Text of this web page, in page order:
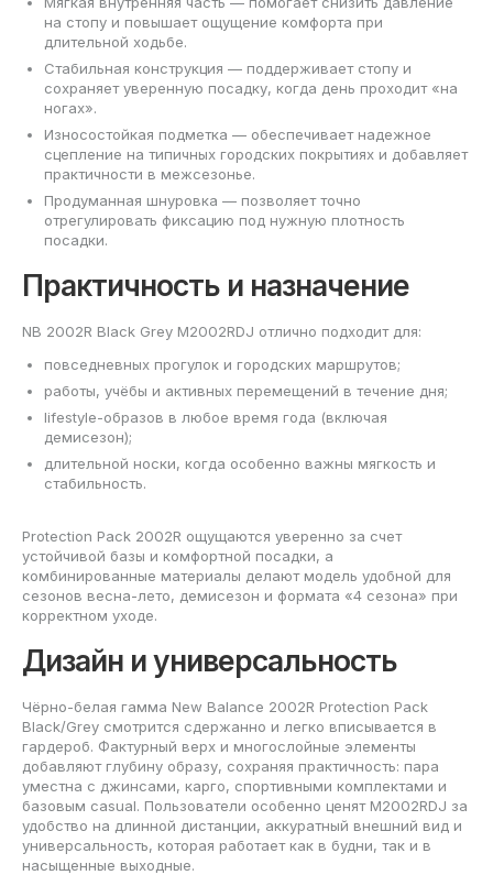
на стопу и повышает ощущение комфорта при
длительной ходьбе.
Стабильная конструкция — поддерживает стопу и
сохраняет уверенную посадку, когда день проходит «на
ногах».
Износостойкая подметка — обеспечивает надежное
сцепление на типичных городских покрытиях и добавляет
практичности в межсезонье.
Продуманная шнуровка — позволяет точно
отрегулировать фиксацию под нужную плотность
посадки.
Практичность и назначение
NB 2002R Black Grey M2002RDJ отлично подходит для:
повседневных прогулок и городских маршрутов;
работы, учёбы и активных перемещений в течение дня;
lifestyle-образов в любое время года (включая
демисезон);
длительной носки, когда особенно важны мягкость и
стабильность.
Protection Pack 2002R ощущаются уверенно за счет
устойчивой базы и комфортной посадки, а
комбинированные материалы делают модель удобной для
сезонов весна-лето, демисезон и формата «4 сезона» при
корректном уходе.
Дизайн и универсальность
Чёрно-белая гамма New Balance 2002R Protection Pack
Black/Grey смотрится сдержанно и легко вписывается в
гардероб. Фактурный верх и многослойные элементы
добавляют глубину образу, сохраняя практичность: пара
уместна с джинсами, карго, спортивными комплектами и
базовым casual. Пользователи особенно ценят M2002RDJ за
удобство на длинной дистанции, аккуратный внешний вид и
универсальность, которая работает как в будни, так и в
насыщенные выходные.